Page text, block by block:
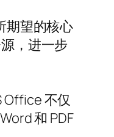
期望的核心
，进一步
Office 不仅
和 PDF